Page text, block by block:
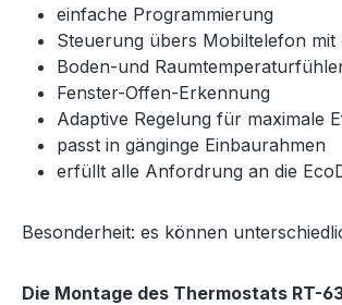
einfache Programmierung
Steuerung übers Mobiltelefon
Boden-und
Fenster-Offen-Erkennung
Adaptive Regelung für maximale
passt in gänginge Einbaurahmen
erfüllt alle Anfordrung an die
Besonderheit: es können
Die Montage des Thermostats RT-